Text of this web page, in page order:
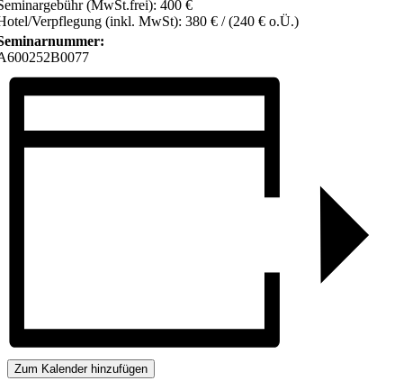
(MwSt.frei): 400 €
Verpflegung (inkl. MwSt): 380 € / (240 € o.Ü.)
Zum Kalender hinzufügen